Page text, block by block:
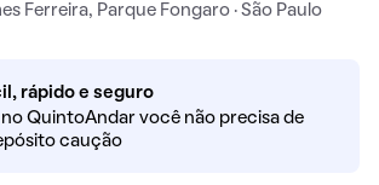
Ferreira, Parque Fongaro · São Paulo
rápido e seguro
no QuintoAndar você não precisa de
caução